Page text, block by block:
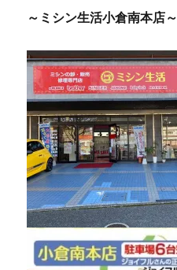
～ミシン生活小倉南本店～